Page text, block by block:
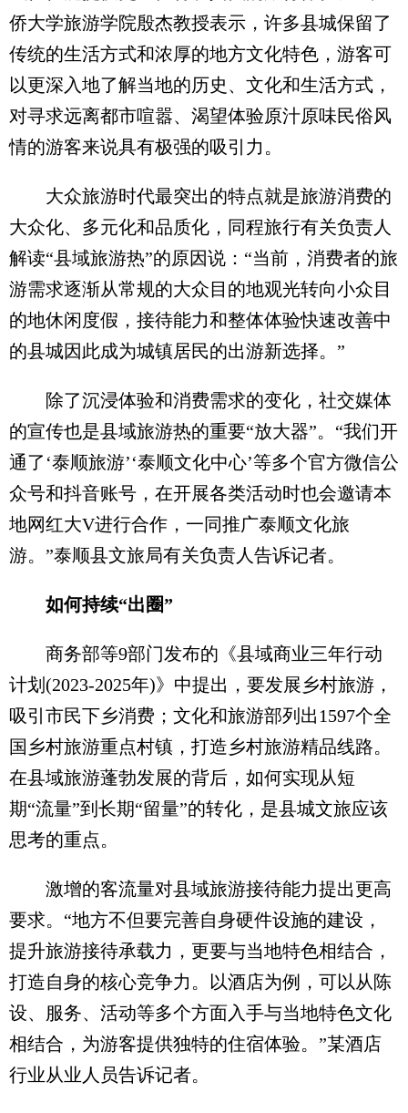
侨大学旅游学院殷杰教授表示，许多县城保留了
传统的生活方式和浓厚的地方文化特色，游客可
以更深入地了解当地的历史、文化和生活方式，
对寻求远离都市喧嚣、渴望体验原汁原味民俗风
情的游客来说具有极强的吸引力。
大众旅游时代最突出的特点就是旅游消费的
大众化、多元化和品质化，同程旅行有关负责人
解读“县域旅游热”的原因说：“当前，消费者的旅
游需求逐渐从常规的大众目的地观光转向小众目
的地休闲度假，接待能力和整体体验快速改善中
的县城因此成为城镇居民的出游新选择。”
除了沉浸体验和消费需求的变化，社交媒体
的宣传也是县域旅游热的重要“放大器”。“我们开
通了‘泰顺旅游’‘泰顺文化中心’等多个官方微信公
众号和抖音账号，在开展各类活动时也会邀请本
地网红大V进行合作，一同推广泰顺文化旅
游。”泰顺县文旅局有关负责人告诉记者。
如何持续“出圈”
商务部等9部门发布的《县域商业三年行动
计划(2023-2025年)》中提出，要发展乡村旅游，
吸引市民下乡消费；文化和旅游部列出1597个全
国乡村旅游重点村镇，打造乡村旅游精品线路。
在县域旅游蓬勃发展的背后，如何实现从短
期“流量”到长期“留量”的转化，是县城文旅应该
思考的重点。
激增的客流量对县域旅游接待能力提出更高
要求。“地方不但要完善自身硬件设施的建设，
提升旅游接待承载力，更要与当地特色相结合，
打造自身的核心竞争力。以酒店为例，可以从陈
设、服务、活动等多个方面入手与当地特色文化
相结合，为游客提供独特的住宿体验。”某酒店
行业从业人员告诉记者。